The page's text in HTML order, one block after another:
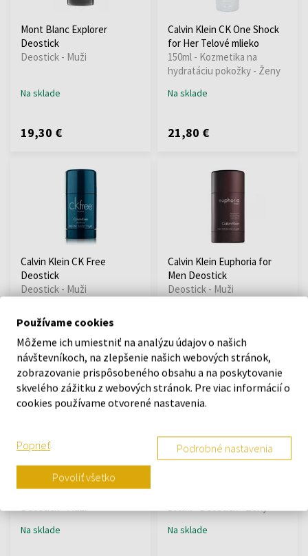
Mont Blanc Explorer
Deostick
Deostick - Muži
Na sklade
19,30 €
Calvin Klein CK One Shock
for Her Telové mlieko
150ml - Kozmetika na
hydratáciu pokožky - Ženy
Na sklade
21,80 €
Calvin Klein CK Free
Deostick
Deostick - Muži
12,78 €
Calvin Klein Euphoria for
Men Deostick
Deostick - Muži
13,64 €
Calvin Klein Eternity for
Men Deostick
Na sklade Na sklade
Používame cookies
Môžeme ich umiestniť na analýzu údajov o našich
návštevníkoch, na zlepšenie našich webových stránok,
zobrazovanie prispôsobeného obsahu a na poskytovanie
skvelého zážitku z webových stránok. Pre viac informácií o
cookies používame otvorené nastavenia.
Poprieť Podrobné nastavenia
Povoliť všetko